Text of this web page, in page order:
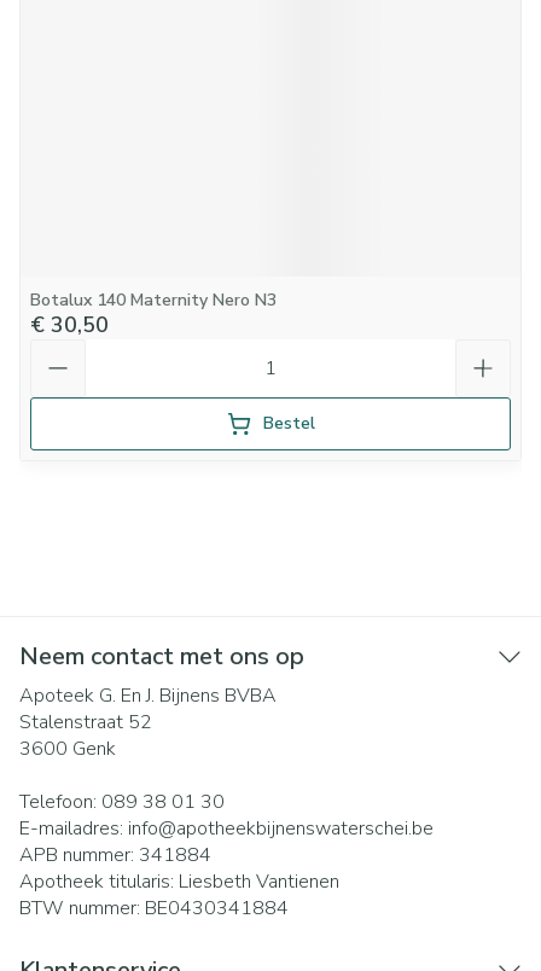
Botalux 140 Maternity Nero N3
€ 30,50
Bestel
Neem contact met ons op
Apoteek G. En J. Bijnens BVBA
Stalenstraat 52
3600 Genk
Telefoon: 089 38 01 30
E-mailadres: info@apotheekbijnenswaterschei.be
APB nummer: 341884
Apotheek titularis: Liesbeth Vantienen
BTW nummer: BE0430341884